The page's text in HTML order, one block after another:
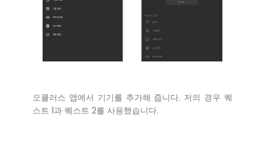
오큘러스 앱에서 기기를 추가해 줍니다. 저의 경우 퀘
스트 1과 퀘스트 2를 사용했습니다.